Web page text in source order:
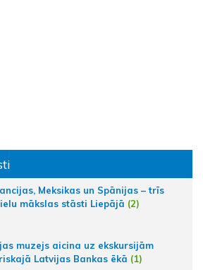
Meksikas un Spānijas – trīs
mākslas stāsti Liepājā (2)
muzejs aicina uz ekskursijām
Latvijas Bankas ēkā (1)